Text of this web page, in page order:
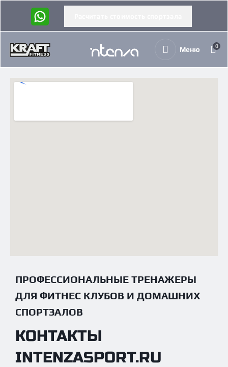
Меню 0
ПРОФЕССИОНАЛЬНЫЕ ТРЕНАЖЕРЫ
ДЛЯ ФИТНЕС КЛУБОВ И ДОМАШНИХ
СПОРТЗАЛОВ
КОНТАКТЫ
INTENZASPORT.RU